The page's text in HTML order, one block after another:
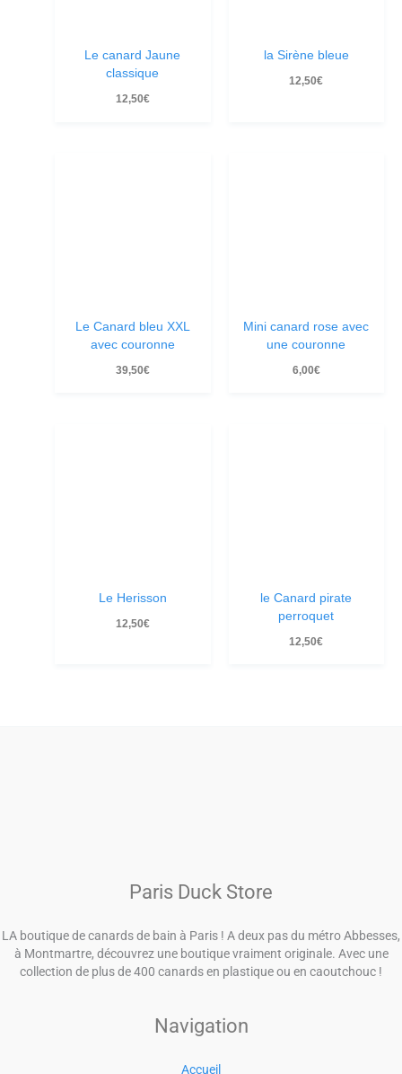
Le canard Jaune
classique
12,50€
la Sirène bleue
12,50€
Le Canard bleu XXL
avec couronne
39,50€
Mini canard rose avec
une couronne
6,00€
Le Herisson
12,50€
le Canard pirate
perroquet
12,50€
Paris Duck Store
LA boutique de canards de bain à Paris ! A deux pas du métro Abbesses,
à Montmartre, découvrez une boutique vraiment originale. Avec une
collection de plus de 400 canards en plastique ou en caoutchouc !
Navigation
Accueil